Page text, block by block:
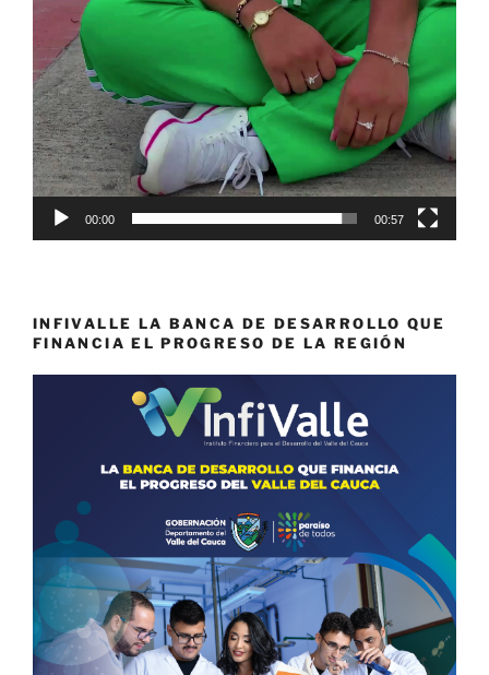
00:00 00:57
INFIVALLE LA BANCA DE DESARROLLO QUE
FINANCIA EL PROGRESO DE LA REGIÓN